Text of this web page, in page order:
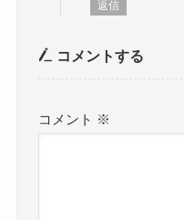
返信
コメントする
コメント ※